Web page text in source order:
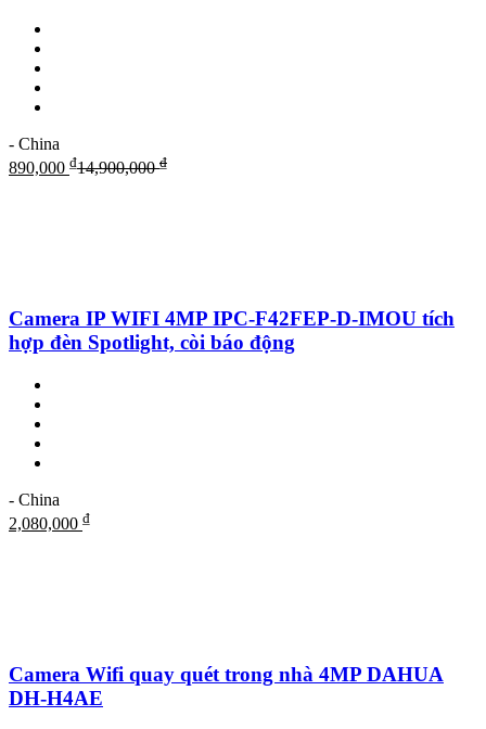
- China
890,000 ₫14,900,000₫
Camera IP WIFI 4MP IPC-F42FEP-D-IMOU tích
hợp đèn Spotlight, còi báo động
- China
2,080,000 ₫
Camera Wifi quay quét trong nhà 4MP DAHUA
DH-H4AE